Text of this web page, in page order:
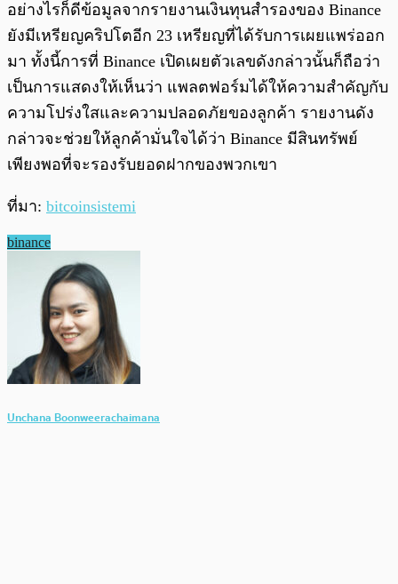
อย่างไรก็ดีข้อมูลจากรายงานเงินทุนสำรองของ Binance
ยังมีเหรียญคริปโตอีก 23 เหรียญที่ได้รับการเผยแพร่ออก
มา ทั้งนี้การที่ Binance เปิดเผยตัวเลขดังกล่าวนั้นก็ถือว่า
เป็นการแสดงให้เห็นว่า แพลตฟอร์มได้ให้ความสำคัญกับ
ความโปร่งใสและความปลอดภัยของลูกค้า รายงานดัง
กล่าวจะช่วยให้ลูกค้ามั่นใจได้ว่า Binance มีสินทรัพย์
เพียงพอที่จะรองรับยอดฝากของพวกเขา
ที่มา: bitcoinsistemi
binance
Unchana Boonweerachaimana